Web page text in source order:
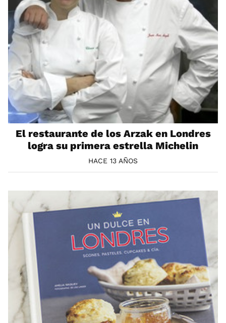
El restaurante de los Arzak en Londres
logra su primera estrella Michelin
HACE 13 AÑOS